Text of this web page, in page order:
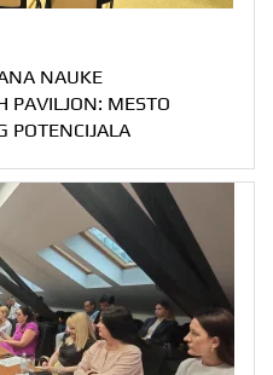
NAUKE
PAVILJON: MESTO
POTENCIJALA